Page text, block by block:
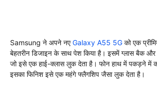
Samsung ने अपने नएGalaxy A55 5G को एक
बेहतरीन डिजाइन के साथ पेश किया है। इसमें ग्लास बैक और
जो इसे एक हाई-क्लास लुक देता है। फोन हाथ में पकड़ने में
इसका फिनिश इसे एक महंगे फ्लैगशिप जैसा लुक देता है।